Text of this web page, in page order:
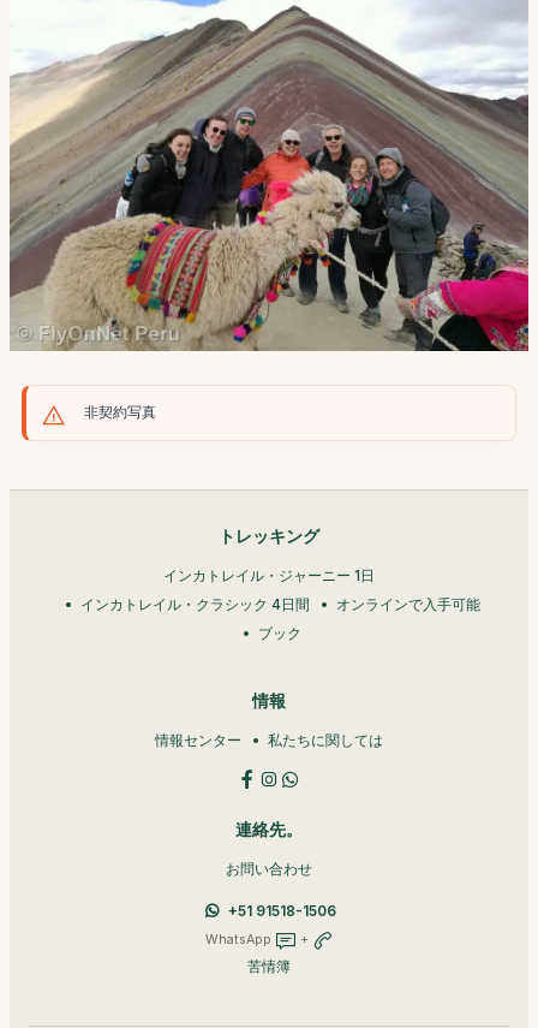
非契約写真
トレッキング
インカトレイル・ジャーニー 1日
インカトレイル・クラシック 4日間
オンラインで入手可能
ブック
情報
情報センター 私たちに関しては
連絡先。
お問い合わせ
+51 91518-1506
WhatsApp +
苦情簿